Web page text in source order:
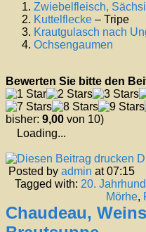
Zwiebelfleisch,
Kuttelflecke – Tripe
Krautgulasch nach
Ochsengaumen
Bewerten Sie bitte den
bisher: 9,00 von 10)
Loading...
Posted by admin at 07:15
Tagged with: 20.
Mörhe,
Chaudeau,